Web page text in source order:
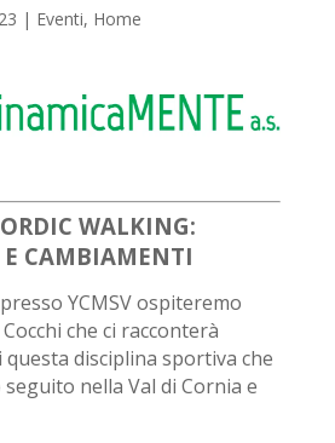
| Eventi, Home
WALKING:
CAMBIAMENTI
YCMSV ospiteremo
che ci racconterà
questa disciplina sportiva che
nella Val di Cornia e